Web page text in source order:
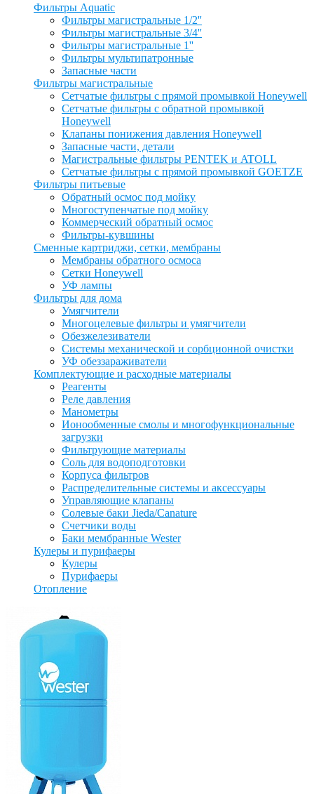
Фильтры Aquatic
Фильтры магистральные 1/2''
Фильтры магистральные 3/4''
Фильтры магистральные 1''
Фильтры мультипатронные
Запасные части
Фильтры магистральные
Сетчатые фильтры с прямой промывкой Honeywell
Сетчатые фильтры с обратной промывкой
Honeywell
Клапаны понижения давления Honeywell
Запасные части, детали
Магистральные фильтры PENTEK и ATOLL
Сетчатые фильтры с прямой промывкой GOETZE
Фильтры питьевые
Обратный осмос под мойку
Многоступенчатые под мойку
Коммерческий обратный осмос
Фильтры-кувшины
Сменные картриджи, сетки, мембраны
Мембраны обратного осмоса
Сетки Honeywell
УФ лампы
Фильтры для дома
Умягчители
Многоцелевые фильтры и умягчители
Обезжелезиватели
Системы механической и сорбционной очистки
УФ обеззараживатели
Комплектующие и расходные материалы
Реагенты
Реле давления
Манометры
Ионообменные смолы и многофункциональные
загрузки
Фильтрующие материалы
Соль для водоподготовки
Корпуса фильтров
Распределительные системы и аксессуары
Управляющие клапаны
Солевые баки Jieda/Canature
Счетчики воды
Баки мембранные Wester
Кулеры и пурифаеры
Кулеры
Пурифаеры
Отопление